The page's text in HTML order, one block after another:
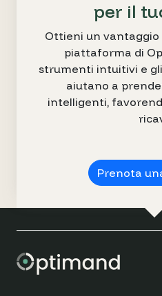
per il
Ottieni un vantaggio
piattaforma di
strumenti intuitivi e gli
aiutano a
intelligenti,
Prenota